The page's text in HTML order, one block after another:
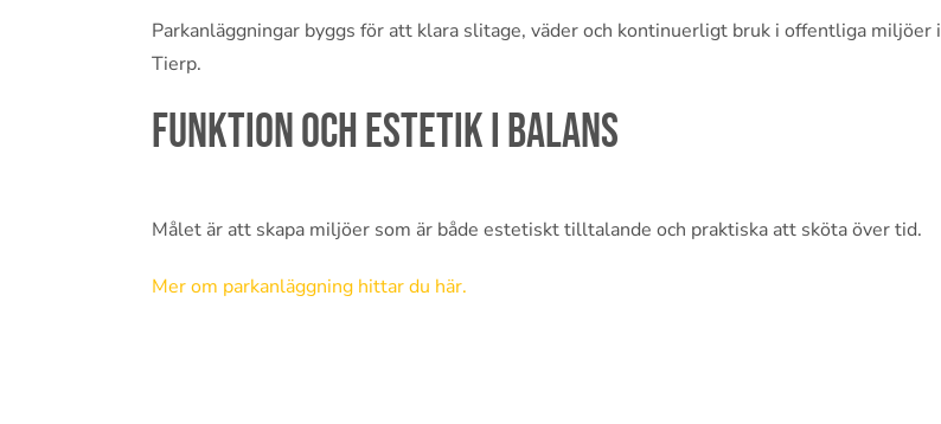
Parkanläggningar byggs för att klara slitage, väder och kontinuerligt bruk i offentliga miljöer i
Tierp.
Funktion och estetik i balans
Målet är att skapa miljöer som är både estetiskt tilltalande och praktiska att sköta över tid.
Mer om parkanläggning hittar du här.